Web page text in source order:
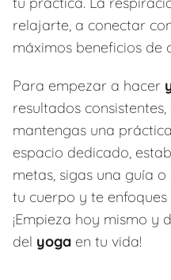
relajarte, a conectar
máximos beneficios de
Para empezar a hacer
resultados
mantengas una
espacio dedicado,
metas, sigas una guía o
tu cuerpo y te
¡Empieza hoy mismo y
del yoga en tu vida!